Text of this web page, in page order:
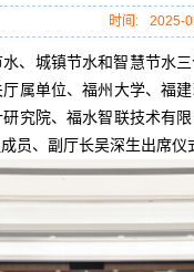
时间: 2025-
、城镇节水和智慧节水
属单位、福州大学、福
究院、福水智联技术有
员、副厅长吴深生出席仪